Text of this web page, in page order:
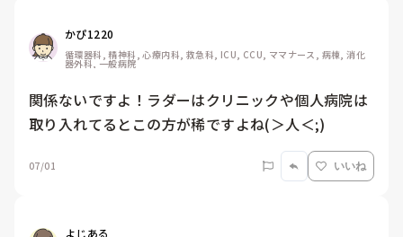
かぴ1220
循環器科, 精神科, 心療内科, 救急科, ICU, CCU, ママナース, 病棟, 消化
器外科, 一般病院
関係ないですよ！ラダーはクリニックや個人病院は
取り入れてるとこの方が稀ですよね(＞人＜;)
07/01 いいね
よじある